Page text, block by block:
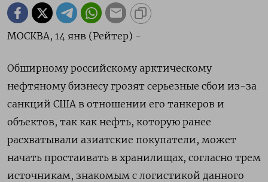
МОСКВА, 14 янв (Рейтер) -
Обширному российскому арктическому
нефтяному бизнесу грозят серьезные сбои из-за
санкций США в отношении его танкеров и
объектов, так как нефть, которую ранее
расхватывали азиатские покупатели, может
начать простаивать в хранилищах, согласно трем
источникам, знакомым с логистикой данного